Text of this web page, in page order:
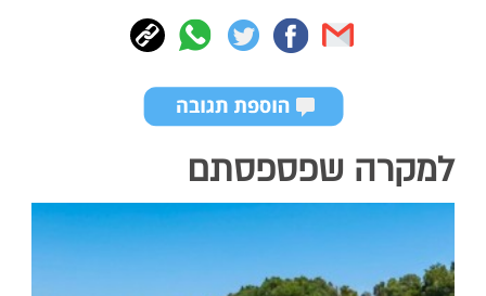
למקרה שפספסתם